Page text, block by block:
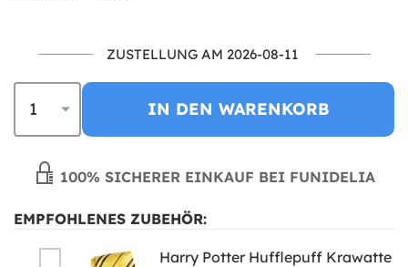
ZUSTELLUNG AM 2026-08-11
IN DEN WARENKORB
100% SICHERER EINKAUF BEI FUNIDELIA
EMPFOHLENES ZUBEHÖR:
Harry Potter Hufflepuff Krawatte